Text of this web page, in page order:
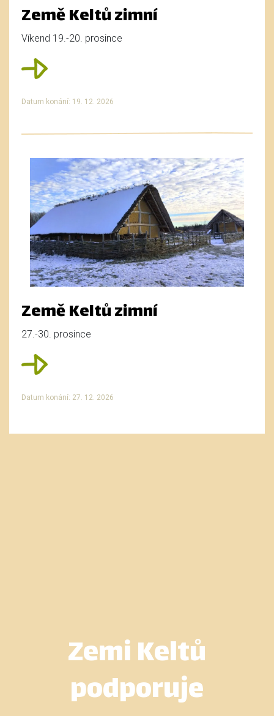
Země Keltů zimní
Víkend 19.-20. prosince
Datum konání: 19. 12. 2026
Země Keltů zimní
27.-30. prosince
Datum konání: 27. 12. 2026
Zemi Keltů
podporuje